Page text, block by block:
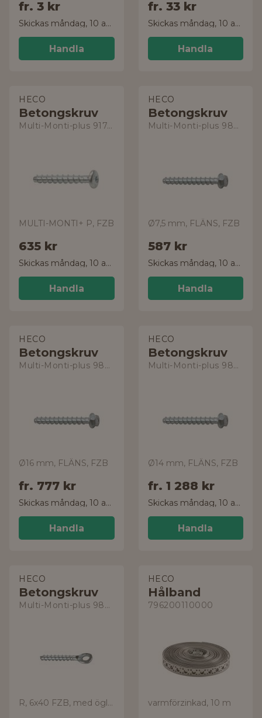
fr. 3 kr
Skickas måndag, 10 aug.
Handla
fr. 33 kr
Skickas måndag, 10 aug.
Handla
HECO
Betongskruv
Multi-Monti-plus 917405050571
MULTI-MONTI+ P, FZB
635 kr
Skickas måndag, 10 aug.
Handla
HECO
Betongskruv
Multi-Monti-plus 9807511
Ø7,5 mm, FLÄNS, FZB
587 kr
Skickas måndag, 10 aug.
Handla
HECO
Betongskruv
Multi-Monti-plus 9807534
Ø16 mm, FLÄNS, FZB
fr. 777 kr
Skickas måndag, 10 aug.
Handla
HECO
Betongskruv
Multi-Monti-plus 9807646
Ø14 mm, FLÄNS, FZB
fr. 1 288 kr
Skickas måndag, 10 aug.
Handla
HECO
Betongskruv
Multi-Monti-plus 9807658
R, 6x40 FZB, med ögla, 200-pack
HECO
Hålband
796200110000
varmförzinkad, 10 m